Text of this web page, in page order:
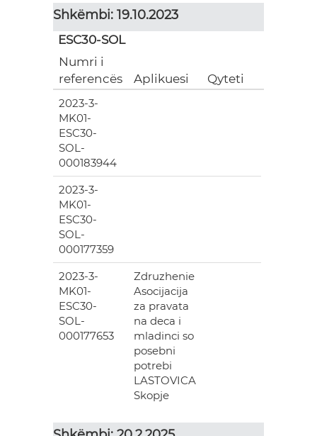
Shkëmbi: 19.10.2023
ESC30-SOL
Numri i
referencës
Aplikuesi Qyteti
2023-3-
MK01-
ESC30-
SOL-
000183944
2023-3-
MK01-
ESC30-
SOL-
000177359
2023-3-
MK01-
ESC30-
SOL-
000177653
Zdruzhenie
Asocijacija
za pravata
na deca i
mladinci so
posebni
potrebi
LASTOVICA
Skopje